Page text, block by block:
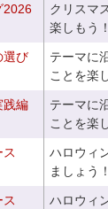
2026
クリスマ
楽しもう
選び
テーマに
ことを楽
践編
テーマに
ことを楽
ハロウィ
ましょう！
ハロウィ